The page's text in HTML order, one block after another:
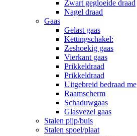
Zwart gegloeide draad
Nagel draad
Gaas
Gelast gaas
Kettingschakel:
Zeshoekig gaas
Vierkant gaas
Prikkeldraad
Prikkeldraad
Uitgebreid bedraad me
Raamscherm
Schaduwgaas
Glasvezel gaas
Stalen pijp/buis
Stalen spoel/plaat